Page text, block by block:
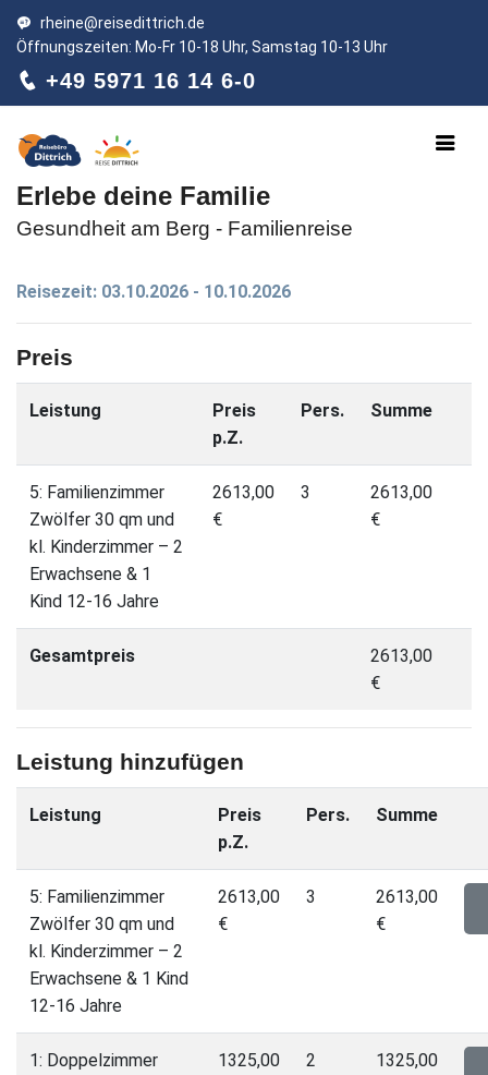
rheine@reisedittrich.de
Öffnungszeiten: Mo-Fr 10-18 Uhr, Samstag 10-13 Uhr
+49 5971 16 14 6-0
Erlebe deine Familie
Gesundheit am Berg - Familienreise
Reisezeit: 03.10.2026 - 10.10.2026
Preis
Leistung
Preis
p.Z.
Pers. Summe
5: Familienzimmer
Zwölfer 30 qm und
kl. Kinderzimmer – 2
Erwachsene & 1
Kind 12-16 Jahre
2613,00
€
3
2613,00
€
Gesamtpreis
2613,00
€
Leistung hinzufügen
Leistung
Preis
p.Z.
Pers. Summe
5: Familienzimmer
Zwölfer 30 qm und
kl. Kinderzimmer – 2
Erwachsene & 1 Kind
12-16 Jahre
2613,00
€
3
2613,00
€
1: Doppelzimmer
1325,00
2
1325,00